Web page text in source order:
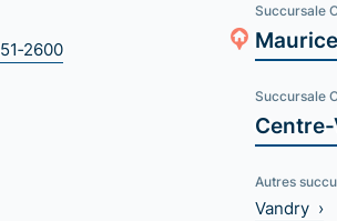
Succursale
Succursale
Autres
Vandry ›